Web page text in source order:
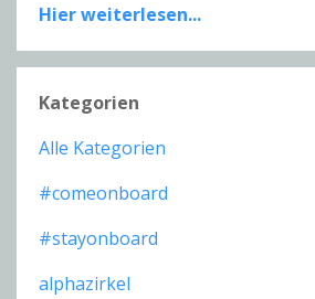
Hier weiterlesen...
Kategorien
Alle Kategorien
#comeonboard
#stayonboard
alphazirkel